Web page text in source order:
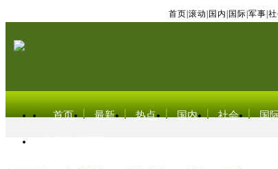
首页 滚动 国内 国际 军事
首页 最新 热点 国内 社会 国